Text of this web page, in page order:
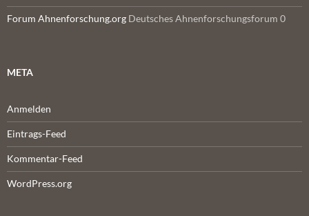
Forum Ahnenforschung.org Deutsches Ahnenforschungsforum 0
META
Anmelden
Eintrags-Feed
Kommentar-Feed
WordPress.org